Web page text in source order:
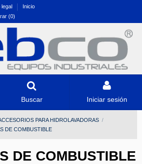
Inicio
(0)
Buscar Iniciar sesión
PARA HIDROLAVADORAS
DE COMBUSTIBLE
DE COMBUSTIBLE